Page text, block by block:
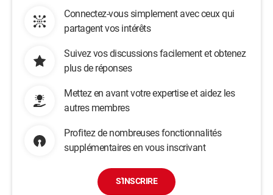
Connectez-vous simplement avec ceux qui
partagent vos intérêts
Suivez vos discussions facilement et obtenez
plus de réponses
Mettez en avant votre expertise et aidez les
autres membres
Profitez de nombreuses fonctionnalités
supplémentaires en vous inscrivant
S'INSCRIRE